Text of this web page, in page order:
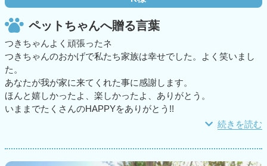
ペットちゃんへ贈る言葉
つきちゃんよく頑張ったネ
つきちゃんのおかげで私たち家族は幸せでした。よく笑いまし
た。
あなたが我が家に来てくれた事に感謝します。
ほんと嬉しかったよ、楽しかったよ、ありがとう。
いままでたくさんのHAPPYをありがとう!!
続きを読む